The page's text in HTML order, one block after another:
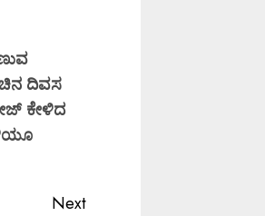
ದಿವಸ
ಕೇಳಿದ
Next